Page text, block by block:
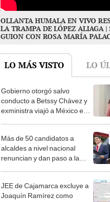
OLLANTA HUMALA EN VIVO
LA TRAMPA DE LÓPEZ ALIAGA |
GUION CON ROSA MARÍA
LO MÁS VISTO LO
Gobierno otorgó salvo
conducto a Betssy Chávez y
exministra viajó a México en
Más de 50 candidatos a
alcaldes a nivel nacional
renuncian y dan paso a la
JEE de Cajamarca excluye a
Joaquín Ramírez como